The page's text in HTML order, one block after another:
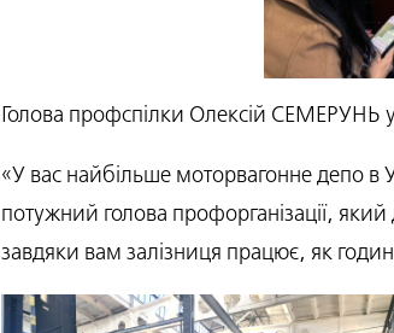
Голова профспілки Олексій СЕМЕРУНЬ
«У вас найбільше моторвагонне депо в
потужний голова профорганізації,
завдяки вам залізниця працює, як